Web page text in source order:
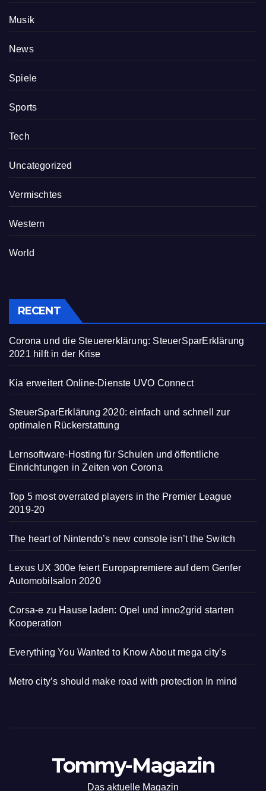
Musik
News
Spiele
Sports
Tech
Uncategorized
Vermischtes
Western
World
RECENT
Corona und die Steuererklärung: SteuerSparErklärung
2021 hilft in der Krise
Kia erweitert Online-Dienste UVO Connect
SteuerSparErklärung 2020: einfach und schnell zur
optimalen Rückerstattung
Lernsoftware-Hosting für Schulen und öffentliche
Einrichtungen in Zeiten von Corona
Top 5 most overrated players in the Premier League
2019-20
The heart of Nintendo’s new console isn’t the Switch
Lexus UX 300e feiert Europapremiere auf dem Genfer
Automobilsalon 2020
Corsa-e zu Hause laden: Opel und inno2grid starten
Kooperation
Everything You Wanted to Know About mega city’s
Metro city’s should make road with protection In mind
Tommy-Magazin
Das aktuelle Magazin